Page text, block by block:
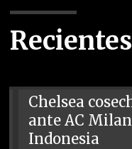
Recientes
Chelsea
ante AC
Indonesia